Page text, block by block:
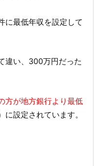
に最低年収を設定して
違い、300万円だった
方が地方銀行より最低
に設定されています。